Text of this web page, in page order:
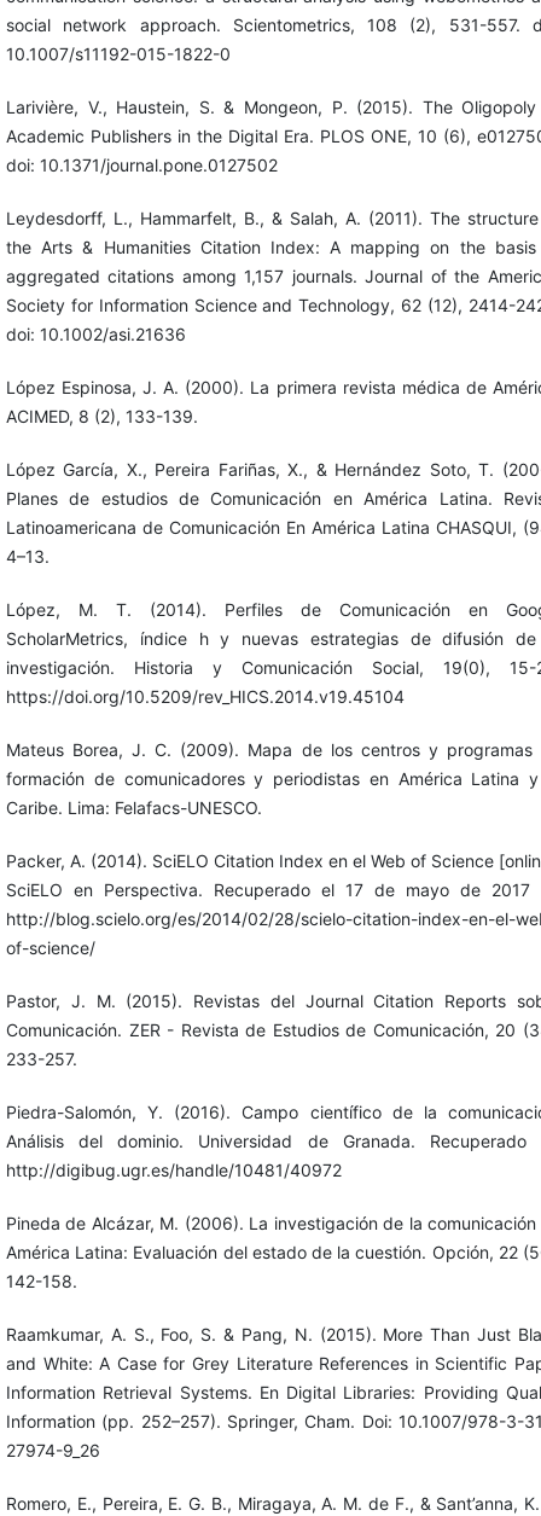
social network approach. Scientometrics, 108 (2), 531-557.
10.1007/s11192-015-1822-0
Larivière, V., Haustein, S. & Mongeon, P. (2015). The
Academic Publishers in the Digital Era. PLOS ONE, 10 (6),
doi: 10.1371/journal.pone.0127502
Leydesdorff, L., Hammarfelt, B., & Salah, A. (2011). The
the Arts & Humanities Citation Index: A mapping on the
aggregated citations among 1,157 journals. Journal of the
Society for Information Science and Technology, 62 (12), 2414-
doi: 10.1002/asi.21636
López Espinosa, J. A. (2000). La primera revista médica de
ACIMED, 8 (2), 133-139.
López García, X., Pereira Fariñas, X., & Hernández Soto, T.
Planes de estudios de Comunicación en América Latina.
Latinoamericana de Comunicación En América Latina CHASQUI,
4–13.
López, M. T. (2014). Perfiles de Comunicación en
ScholarMetrics, índice h y nuevas estrategias de difusión
investigación. Historia y Comunicación Social, 19(0), 15-
https://doi.org/10.5209/rev_HICS.2014.v19.45104
Mateus Borea, J. C. (2009). Mapa de los centros y programas
formación de comunicadores y periodistas en América Latina
Caribe. Lima: Felafacs-UNESCO.
Packer, A. (2014). SciELO Citation Index en el Web of Science
SciELO en Perspectiva. Recuperado el 17 de mayo de 2017
http://blog.scielo.org/es/2014/02/28/scielo-citation-index-en-el-
of-science/
Pastor, J. M. (2015). Revistas del Journal Citation Reports
Comunicación. ZER - Revista de Estudios de Comunicación, 20
233-257.
Piedra-Salomón, Y. (2016). Campo científico de la
Análisis del dominio. Universidad de Granada. Recuperado
http://digibug.ugr.es/handle/10481/40972
Pineda de Alcázar, M. (2006). La investigación de la comunicación
América Latina: Evaluación del estado de la cuestión. Opción, 22
142-158.
Raamkumar, A. S., Foo, S. & Pang, N. (2015). More Than Just
and White: A Case for Grey Literature References in Scientific
Information Retrieval Systems. En Digital Libraries: Providing
Information (pp. 252–257). Springer, Cham. Doi: 10.1007/978-3-
27974-9_26
Romero, E., Pereira, E. G. B., Miragaya, A. M. de F., & Sant’anna,